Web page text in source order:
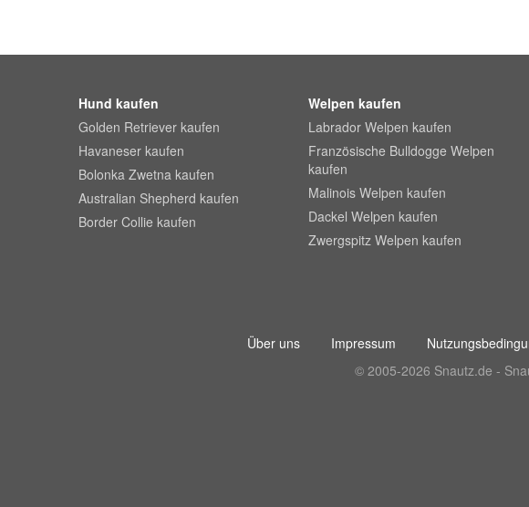
Hund kaufen
Golden Retriever kaufen
Havaneser kaufen
Bolonka Zwetna kaufen
Australian Shepherd kaufen
Border Collie kaufen
Welpen kaufen
Labrador Welpen kaufen
Französische Bulldogge Welpen
kaufen
Malinois Welpen kaufen
Dackel Welpen kaufen
Zwergspitz Welpen kaufen
Über uns Impressum
© 2005-2026 Snautz.de -